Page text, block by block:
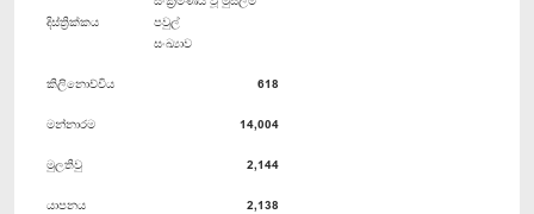
දිස්ත්‍රික්කය
පවුල්
සංඛ්‍යාව
කිලිනොච්චිය 618
මන්නාරම 14,004
මුලතිවු 2,144
යාපනය 2,138